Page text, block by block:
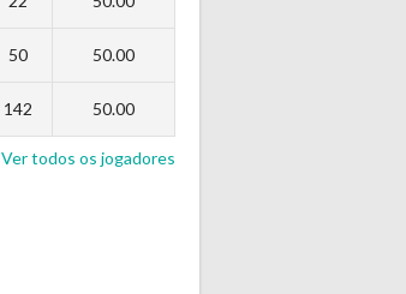
50 50.00
142 50.00
Ver todos os jogadores